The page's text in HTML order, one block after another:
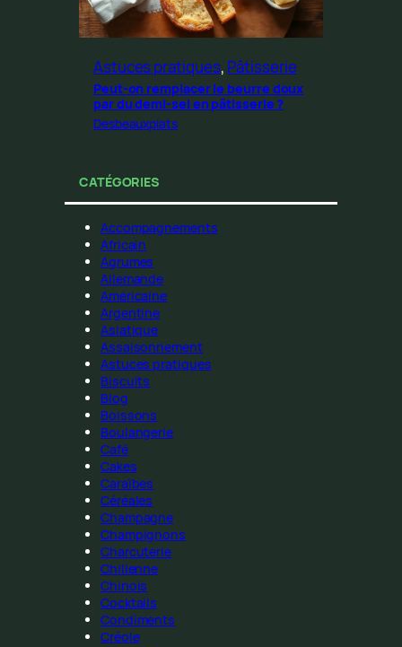
Astuces pratiques, Pâtisserie
Peut-on remplacer le beurre doux
par du demi-sel en pâtisserie ?
Desbeauxplats
CATÉGORIES
Accompagnements
Africain
Agrumes
Allemande
Américaine
Argentine
Asiatique
Assaisonnement
Astuces pratiques
Biscuits
Blog
Boissons
Boulangerie
Café
Cakes
Caraïbes
Céréales
Champagne
Champignons
Charcuterie
Chilienne
Chinois
Cocktails
Condiments
Créole